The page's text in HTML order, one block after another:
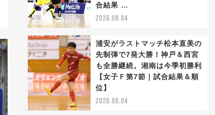
合結果 …
2026.08.04
浦安がラストマッチ松本直美の
先制弾で7発大勝！神戸＆西宮
も全勝継続。湘南は今季初勝利
【女子Ｆ第7節｜試合結果＆順
位】
2026.08.04